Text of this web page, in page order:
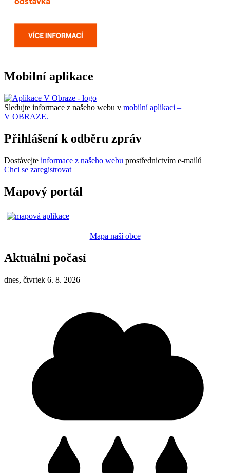
Mobilní aplikace
Sledujte informace z našeho webu v mobilní aplikaci –
V OBRAZE.
Přihlášení k odběru zpráv
Dostávejte informace z našeho webu prostřednictvím e-mailů
Chci se zaregistrovat
Mapový portál
Mapa naší obce
Aktuální počasí
dnes, čtvrtek 6. 8. 2026